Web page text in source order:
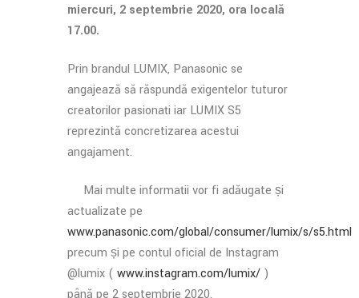
miercuri, 2 septembrie 2020, ora locală
17.00.
Prin brandul LUMIX, Panasonic se
angajează să răspundă exigențelor tuturor
creatorilor pasionați iar LUMIX S5
reprezintă concretizarea acestui
angajament.
Mai multe informații vor fi adăugate și
actualizate pe
www.panasonic.com/global/consumer/lumix/s/s5.html
precum și pe contul oficial de Instagram
@lumix ( www.instagram.com/lumix/ )
până pe 2 septembrie 2020.